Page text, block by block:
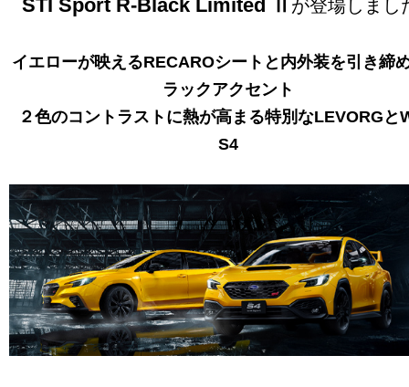
STI Sport R-Black Limited Ⅱ が登場しまし
イエローが映えるRECAROシートと内外装を引き締
ラックアクセント
２色のコントラストに熱が高ま る特別なLEVORGと
S4